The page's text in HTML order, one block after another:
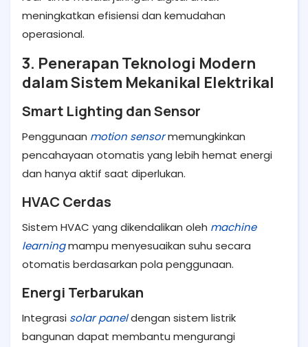
meningkatkan efisiensi dan kemudahan
operasional.
3. Penerapan Teknologi Modern
dalam Sistem Mekanikal Elektrikal
Smart Lighting dan Sensor
Penggunaan motion sensormemungkinkan
pencahayaan otomatis yang lebih hemat energi
dan hanya aktif saat diperlukan.
HVAC Cerdas
Sistem HVAC yang dikendalikan oleh machine
learningmampu menyesuaikan suhu secara
otomatis berdasarkan pola penggunaan.
Energi Terbarukan
Integrasi solar paneldengan sistem listrik
bangunan dapat membantu mengurangi